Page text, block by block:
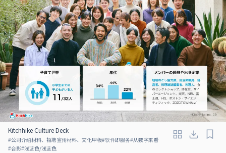
Kitchhike Culture Deck
#公司介绍材料、招聘宣传材料、文化甲板#软件即服务#从数字来看
#合影#浅蓝色/浅蓝色